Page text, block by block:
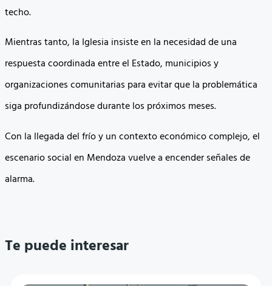
techo.
Mientras tanto, la Iglesia insiste en la necesidad de una
respuesta coordinada entre el Estado, municipios y
organizaciones comunitarias para evitar que la problemática
siga profundizándose durante los próximos meses.
Con la llegada del frío y un contexto económico complejo, el
escenario social en Mendoza vuelve a encender señales de
alarma.
Te puede interesar